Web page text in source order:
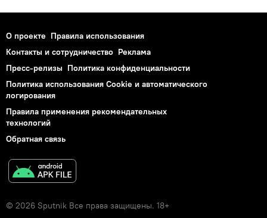
О проекте Правила использования
Контакты и сотрудничество Реклама
Пресс-релизы Политика конфиденциальности
Политика использования Cookie и автоматического
логирования
Правила применения рекомендательных
технологий
Обратная связь
© 2026 Sputnik Все права защищены. 18+